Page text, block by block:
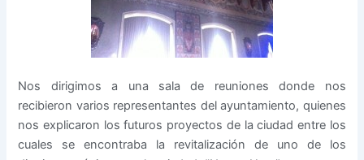
Nos dirigimos a una sala de reuniones donde nos
recibieron varios representantes del ayuntamiento, quienes
nos explicaron los futuros proyectos de la ciudad entre los
cuales se encontraba la revitalización de uno de los